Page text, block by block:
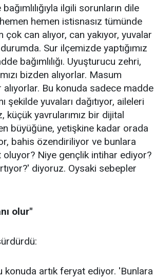
ilgili sorunların dile
hemen istisnasız tümünde
can alıyor, can yakıyor, yuvalar
Sur ilçemizde yaptığımız
bağımlılığı. Uyuşturucu zehri,
bizden alıyorlar. Masum
alıyorlar. Bu konuda sadece madde
şekilde yuvaları dağıtıyor, aileleri
küçük yavrularımız bir dijital
büyüğüne, yetişkine kadar orada
bahis özendiriliyor ve bunlara
Niye gençlik intihar ediyor?
diyoruz. Oysaki sebepler
olur"
artık feryat ediyor. 'Bunlara